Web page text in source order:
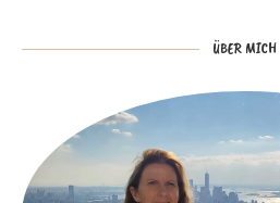
ÜBER MICH